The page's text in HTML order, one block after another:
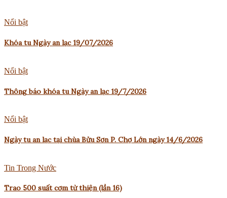
Nổi bật
Khóa tu Ngày an lạc 19/07/2026
Nổi bật
Thông báo khóa tu Ngày an lạc 19/7/2026
Nổi bật
Ngày tu an lạc tại chùa Bửu Sơn P. Chợ Lớn ngày 14/6/2026
Tin Trong Nước
Trao 500 suất cơm từ thiện (lần 16)